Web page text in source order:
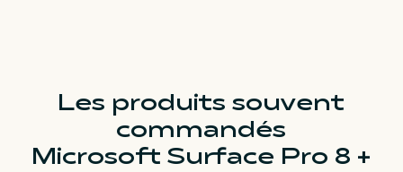
Les produits souvent
commandés
Microsoft Surface Pro 8 +